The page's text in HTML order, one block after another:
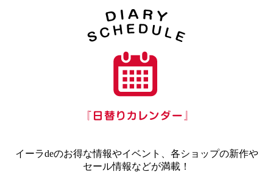
イーラdeのお得な情報やイベント、各ショップの新作や
セール情報などが満載！